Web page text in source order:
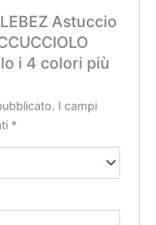
Astuccio
i 4 colori più
I campi
*